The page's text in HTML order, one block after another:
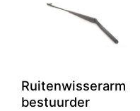
Ruitenwisserarm
bestuurder